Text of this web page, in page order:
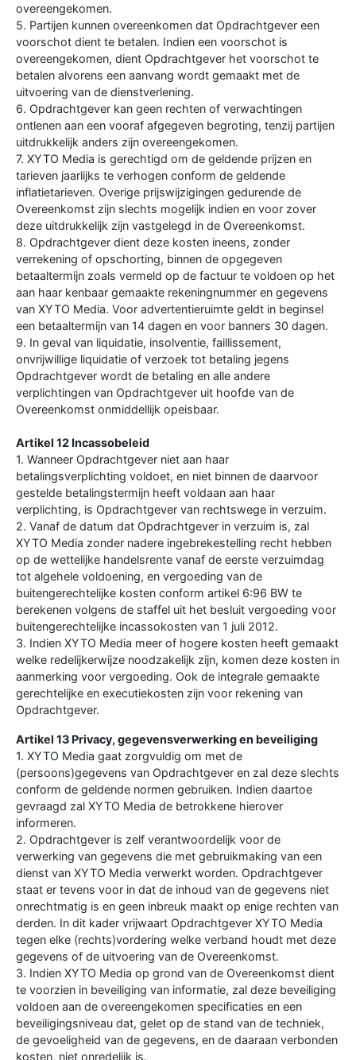
overeengekomen.
5. Partijen kunnen overeenkomen dat Opdrachtgever een
voorschot dient te betalen. Indien een voorschot is
overeengekomen, dient Opdrachtgever het voorschot te
betalen alvorens een aanvang wordt gemaakt met de
uitvoering van de dienstverlening.
6. Opdrachtgever kan geen rechten of verwachtingen
ontlenen aan een vooraf afgegeven begroting, tenzij partijen
uitdrukkelijk anders zijn overeengekomen.
7. XYTO Media is gerechtigd om de geldende prijzen en
tarieven jaarlijks te verhogen conform de geldende
inflatietarieven. Overige prijswijzigingen gedurende de
Overeenkomst zijn slechts mogelijk indien en voor zover
deze uitdrukkelijk zijn vastgelegd in de Overeenkomst.
8. Opdrachtgever dient deze kosten ineens, zonder
verrekening of opschorting, binnen de opgegeven
betaaltermijn zoals vermeld op de factuur te voldoen op het
aan haar kenbaar gemaakte rekeningnummer en gegevens
van XYTO Media. Voor advertentieruimte geldt in beginsel
een betaaltermijn van 14 dagen en voor banners 30 dagen.
9. In geval van liquidatie, insolventie, faillissement,
onvrijwillige liquidatie of verzoek tot betaling jegens
Opdrachtgever wordt de betaling en alle andere
verplichtingen van Opdrachtgever uit hoofde van de
Overeenkomst onmiddellijk opeisbaar.
Artikel 12 Incassobeleid
1. Wanneer Opdrachtgever niet aan haar
betalingsverplichting voldoet, en niet binnen de daarvoor
gestelde betalingstermijn heeft voldaan aan haar
verplichting, is Opdrachtgever van rechtswege in verzuim.
2. Vanaf de datum dat Opdrachtgever in verzuim is, zal
XYTO Media zonder nadere ingebrekestelling recht hebben
op de wettelijke handelsrente vanaf de eerste verzuimdag
tot algehele voldoening, en vergoeding van de
buitengerechtelijke kosten conform artikel 6:96 BW te
berekenen volgens de staffel uit het besluit vergoeding voor
buitengerechtelijke incassokosten van 1 juli 2012.
3. Indien XYTO Media meer of hogere kosten heeft gemaakt
welke redelijkerwijze noodzakelijk zijn, komen deze kosten in
aanmerking voor vergoeding. Ook de integrale gemaakte
gerechtelijke en executiekosten zijn voor rekening van
Opdrachtgever.
Artikel 13 Privacy, gegevensverwerking en beveiliging
1. XYTO Media gaat zorgvuldig om met de
(persoons)gegevens van Opdrachtgever en zal deze slechts
conform de geldende normen gebruiken. Indien daartoe
gevraagd zal XYTO Media de betrokkene hierover
informeren.
2. Opdrachtgever is zelf verantwoordelijk voor de
verwerking van gegevens die met gebruikmaking van een
dienst van XYTO Media verwerkt worden. Opdrachtgever
staat er tevens voor in dat de inhoud van de gegevens niet
onrechtmatig is en geen inbreuk maakt op enige rechten van
derden. In dit kader vrijwaart Opdrachtgever XYTO Media
tegen elke (rechts)vordering welke verband houdt met deze
gegevens of de uitvoering van de Overeenkomst.
3. Indien XYTO Media op grond van de Overeenkomst dient
te voorzien in beveiliging van informatie, zal deze beveiliging
voldoen aan de overeengekomen specificaties en een
beveiligingsniveau dat, gelet op de stand van de techniek,
de gevoeligheid van de gegevens, en de daaraan verbonden
kosten, niet onredelijk is.